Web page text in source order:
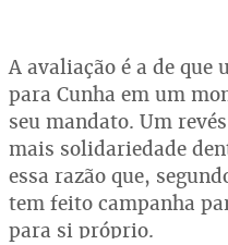
A avaliação é a de que
para Cunha em um
seu mandato. Um
mais solidariedade
essa razão que,
tem feito campanha
para si próprio.